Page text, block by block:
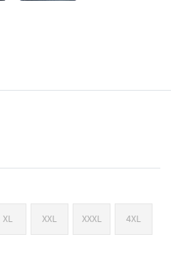
XL XXL XXXL 4XL